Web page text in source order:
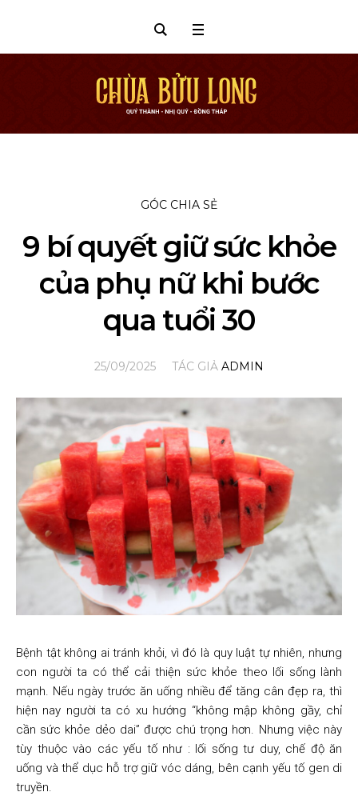
GÓC CHIA SẺ
9 bí quyết giữ sức khỏe
của phụ nữ khi bước
qua tuổi 30
25/09/2025 TÁC GIẢ ADMIN
Bệnh tật không ai tránh khỏi, vì đó là quy luật tự nhiên, nhưng
con người ta có thể cải thiện sức khỏe theo lối sống lành
mạnh. Nếu ngày trước ăn uống nhiều để tăng cân đẹp ra, thì
hiện nay người ta có xu hướng “không mập không gầy, chỉ
cần sức khỏe dẻo dai” được chú trọng hơn. Nhưng việc này
tùy thuộc vào các yếu tố như : lối sống tư duy, chế độ ăn
uống và thể dục hỗ trợ giữ vóc dáng, bên cạnh yếu tố gen di
truyền.